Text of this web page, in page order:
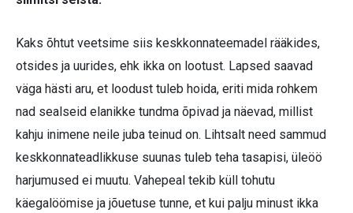
Kaks õhtut veetsime siis keskkonnateemadel rääkides,
otsides ja uurides, ehk ikka on lootust. Lapsed saavad
väga hästi aru, et loodust tuleb hoida, eriti mida rohkem
nad sealseid elanikke tundma õpivad ja näevad, millist
kahju inimene neile juba teinud on. Lihtsalt need sammud
keskkonnateadlikkuse suunas tuleb teha tasapisi, üleöö
harjumused ei muutu. Vahepeal tekib küll tohutu
käegalöömise ja jõuetuse tunne, et kui palju minust ikka